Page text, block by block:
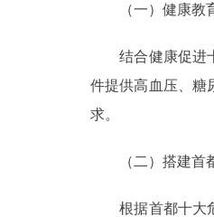
（一）健康教育
结合健康促进十
件提供高血压、糖
求。
（二）搭建首都
根据首都十大危